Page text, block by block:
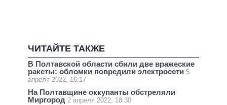
ЧИТАЙТЕ ТАКЖЕ
В Полтавской области сбили две вражеские
ракеты: обломки повредили электросети 5
апреля 2022, 16:17
На Полтавщине оккупанты обстреляли
Миргород 2 апреля 2022, 18:30